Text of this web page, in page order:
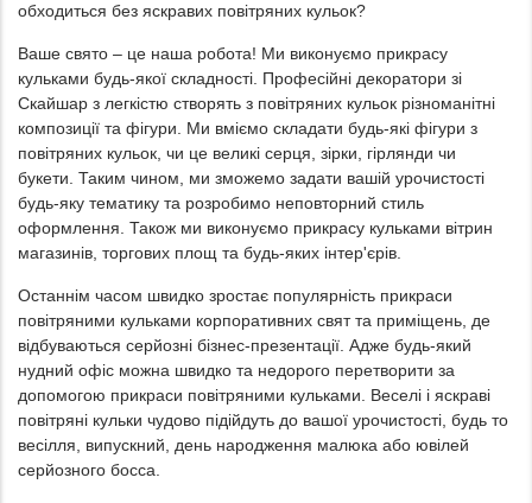
обходиться без яскравих повітряних кульок?
Ваше свято – це наша робота! Ми виконуємо прикрасу
кульками будь-якої складності. Професійні декоратори зі
Скайшар з легкістю створять з повітряних кульок різноманітні
композиції та фігури. Ми вміємо складати будь-які фігури з
повітряних кульок, чи це великі серця, зірки, гірлянди чи
букети. Таким чином, ми зможемо задати вашій урочистості
будь-яку тематику та розробимо неповторний стиль
оформлення. Також ми виконуємо прикрасу кульками вітрин
магазинів, торгових площ та будь-яких інтер'єрів.
Останнім часом швидко зростає популярність прикраси
повітряними кульками корпоративних свят та приміщень, де
відбуваються серйозні бізнес-презентації. Адже будь-який
нудний офіс можна швидко та недорого перетворити за
допомогою прикраси повітряними кульками. Веселі і яскраві
повітряні кульки чудово підійдуть до вашої урочистості, будь то
весілля, випускний, день народження малюка або ювілей
серйозного босса.